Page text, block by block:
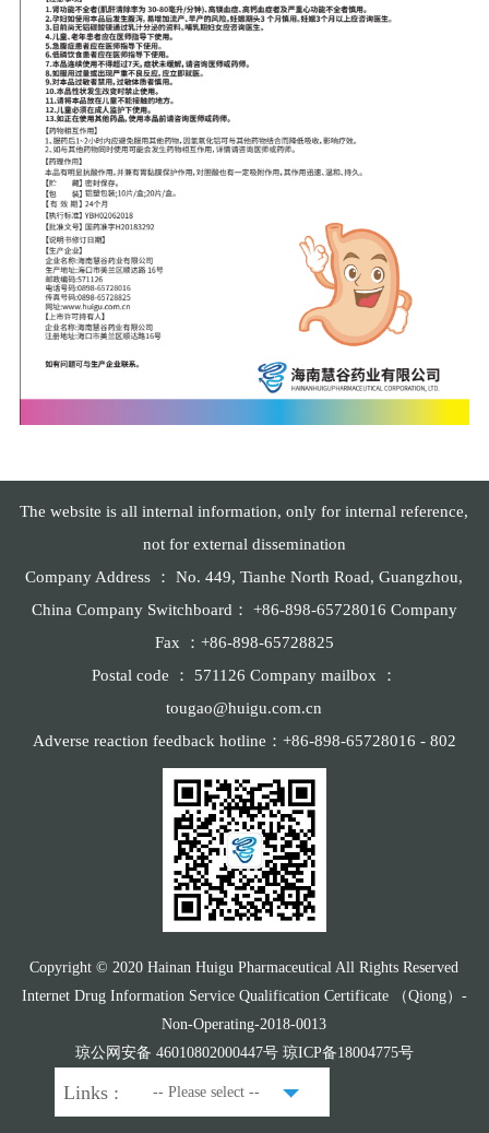
The website is all internal information, only for internal reference,
not for external dissemination
Company Address ： No. 449, Tianhe North Road, Guangzhou,
China Company Switchboard： +86-898-65728016 Company
Fax ：+86-898-65728825
Postal code ： 571126 Company mailbox ：
tougao@huigu.com.cn
Adverse reaction feedback hotline：+86-898-65728016 - 802
Copyright © 2020 Hainan Huigu Pharmaceutical All Rights Reserved
Internet Drug Information Service Qualification Certificate （Qiong）-
Non-Operating-2018-0013
琼公网安备 46010802000447号 琼ICP备18004775号
Links :